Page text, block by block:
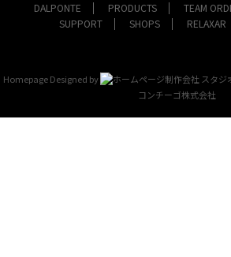
DALPONTE PRODUCTS TEAM
SUPPORT
SHOPS RELAXAR
Homepage Designed by
コンチーゴ株式会社